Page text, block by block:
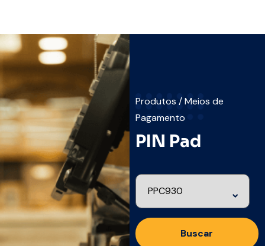
Produtos / Meios de
Pagamento
PIN Pad
Buscar